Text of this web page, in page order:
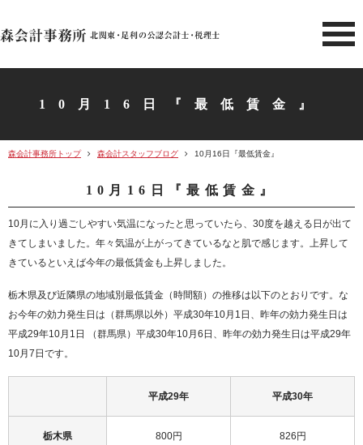
北関東 足利市の公認会計士・
10月16日『最低賃金』
森会計事務所トップ 森会計スタッフブログ 10月16日『最低賃金』
10月16日『最低賃金』
10月に入り過ごしやすい気温になったと思っていたら、30度を越える日が出て
きてしまいました。年々気温が上がってきているなと肌で感じます。上昇して
きているといえば今年の最低賃金も上昇しました。
栃木県及び近隣県の地域別最低賃金（時間額）の推移は以下のとおりです。な
お今年の効力発生日は（群馬県以外）平成30年10月1日、昨年の効力発生日は
平成29年10月1日 （群馬県）平成30年10月6日、昨年の効力発生日は平成29年
10月7日です。
平成29年 平成30年
栃木県 800円 826円